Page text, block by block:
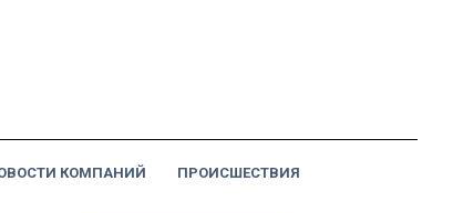
КОМПАНИЙ ПРОИСШЕСТВИЯ